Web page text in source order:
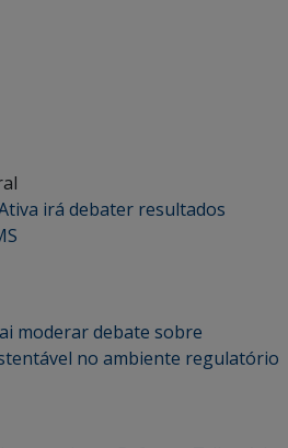
irá debater resultados
moderar debate sobre
no ambiente regulatório